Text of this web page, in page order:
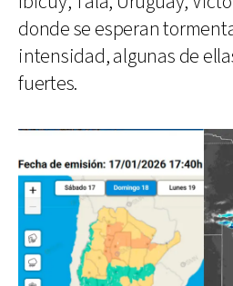
donde se esperan
intensidad, algunas de
fuertes.